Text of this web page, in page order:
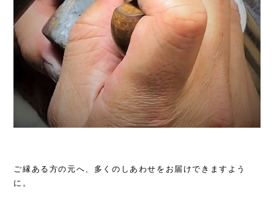
ご縁ある方の元へ、多くのしあわせをお届けできますよう
に。